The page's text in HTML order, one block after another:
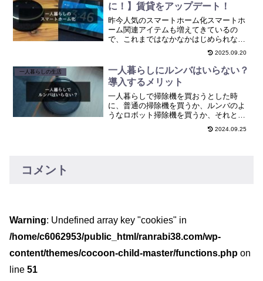
に！】賃貸をアップデート！
昨今人気のスマートホーム化スマートホ
ーム関連アイテムも増えてきているの
で、これまではなかなかはじめられなか
ったものの、満を辞してはじようと思っ
ている方や、引っ越しを機に頑張ろうと
思っている方もいると思います。僕は数
年前の引っ越しの時に、スマ...
2025.09.20
一人暮らしの生活
一人暮らしにルンバはいらない？
導入するメリット
一人暮らしで掃除機を買おうとした時
に、普通の掃除機を買うか、ルンバのよ
うなロボット掃除機を買うか、それとも
ホウキみたいに電気を必要としないもの
を選ぶか悩む方も多いのではないでしょ
2024.09.25
コメント
Warning: Undefined array key "cookies" in
/home/c6062953/public_html/ranrabi38.com/wp-
content/themes/cocoon-child-master/functions.php on
line 51